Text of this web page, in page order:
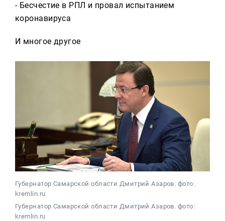
- Бесчестие в РПЛ и провал испытанием
коронавируса
И многое другое
Губернатор Самарской области Дмитрий Азаров. фото:
kremlin.ru
Губернатор Самарской области Дмитрий Азаров. фото:
kremlin.ru